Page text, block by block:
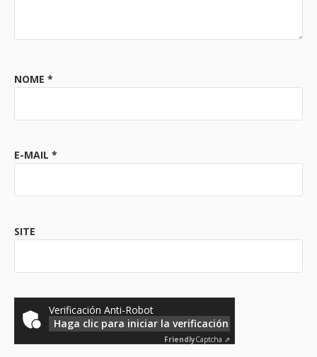
NOME *
E-MAIL *
SITE
Verificación Anti-Robot
Haga clic para iniciar la verificación
FriendlyCaptcha ⇗